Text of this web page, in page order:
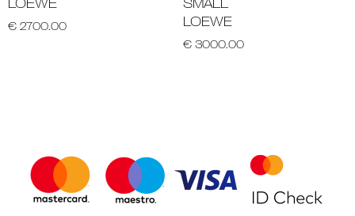
LOEWE
€ 2700.00
SMALL
LOEWE
€ 3000.00